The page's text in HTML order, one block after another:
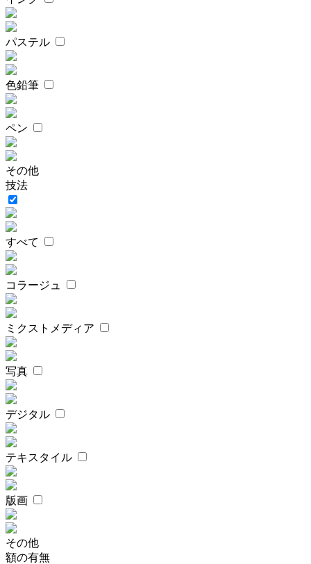
パステル
色鉛筆
ペン
その他
技法
すべて
コラージュ
ミクストメディア
写真
デジタル
テキスタイル
版画
その他
額の有無